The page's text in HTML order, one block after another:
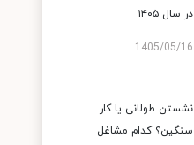
در سال ۱۴۰۵
1405/05/16
نشستن طولانی یا کار
سنگین؟ کدام مشاغل